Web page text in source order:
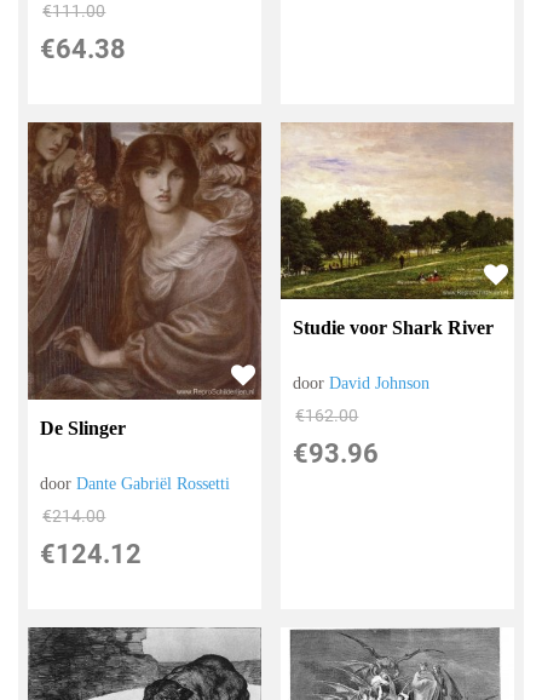
€111.00
€64.38
De Slinger
doorDante Gabriël Rossetti
€214.00
€124.12
Studie voor Shark River
doorDavid Johnson
€162.00
€93.96